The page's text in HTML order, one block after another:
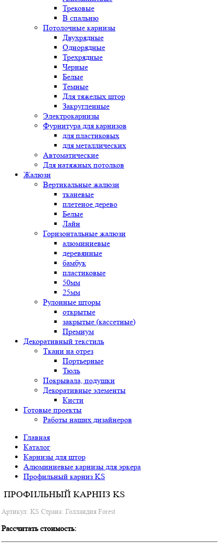
Трековые
В спальню
Потолочные карнизы
Двухрядные
Однорядные
Трехрядные
Черные
Белые
Темные
Для тяжелых штор
Закругленные
Электрокарнизы
Фурнитура для карнизов
для пластиковых
для металлических
Автоматические
Для натяжных потолков
Жалюзи
Вертикальные жалюзи
тканевые
плетеное дерево
Белые
Лайн
Горизонтальные жалюзи
алюминиевые
деревянные
бамбук
пластиковые
50мм
25мм
Рулонные шторы
открытые
закрытые (кассетные)
Премиум
Декоративный текстиль
Ткани на отрез
Портьерные
Тюль
Покрывала, подушки
Декоративные элементы
Кисти
Готовые проекты
Работы наших дизайнеров
Главная
Каталог
Карнизы для штор
Алюминиевые карнизы для эркера
Профильный карниз KS
ПРОФИЛЬНЫЙ КАРНИЗ KS
Артикул: KS Страна: Голландия Forest
Рассчитать стоимость: